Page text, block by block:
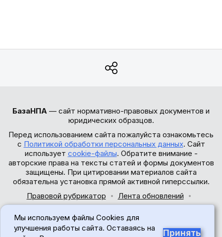
БазаНПА — сайт нормативно-правовых документов и
юридических образцов.
Перед использованием сайта пожалуйста ознакомьтесь
с Политикой обработки персональных данных. Сайт
использует cookie-файлы. Обратите внимание -
авторские права на тексты статей и формы документов
защищены. При цитировании материалов сайта
обязательна установка прямой активной гиперссылки.
Правовой рубрикатор
Лента обновлений
© 2017-2026
Мы используем файлы Cookies для
улучшения работы сайта. Оставаясь на
Принять